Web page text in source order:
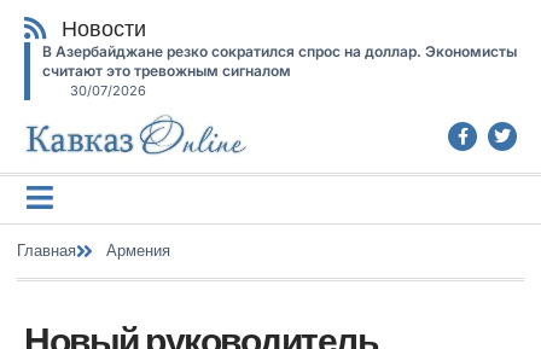
Новости
В Азербайджане резко сократился спрос на доллар. Экономисты
считают это тревожным сигналом
30/07/2026
Главная Армения